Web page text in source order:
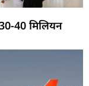
40 मिलियन